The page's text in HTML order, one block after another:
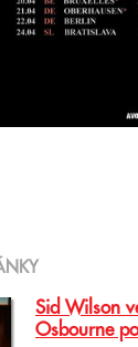
Sid Wilson
Osbourne